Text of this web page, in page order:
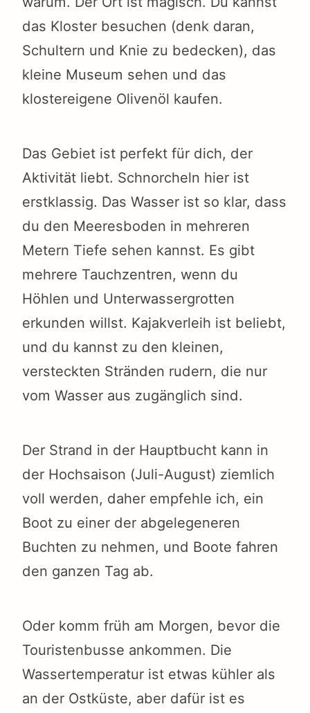
das Kloster besuchen (denk daran,
Schultern und Knie zu bedecken), das
kleine Museum sehen und das
klostereigene Olivenöl kaufen.
Das Gebiet ist perfekt für dich, der
Aktivität liebt. Schnorcheln hier ist
erstklassig. Das Wasser ist so klar, dass
du den Meeresboden in mehreren
Metern Tiefe sehen kannst. Es gibt
mehrere Tauchzentren, wenn du
Höhlen und Unterwassergrotten
erkunden willst. Kajakverleih ist beliebt,
und du kannst zu den kleinen,
versteckten Stränden rudern, die nur
vom Wasser aus zugänglich sind.
Der Strand in der Hauptbucht kann in
der Hochsaison (Juli-August) ziemlich
voll werden, daher empfehle ich, ein
Boot zu einer der abgelegeneren
Buchten zu nehmen, und Boote fahren
den ganzen Tag ab.
Oder komm früh am Morgen, bevor die
Touristenbusse ankommen. Die
Wassertemperatur ist etwas kühler als
an der Ostküste, aber dafür ist es